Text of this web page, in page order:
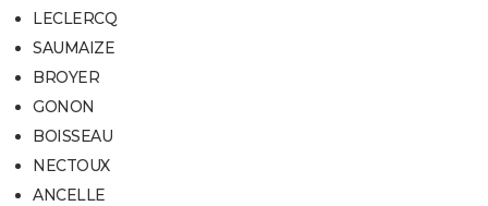
LECLERCQ
SAUMAIZE
BROYER
GONON
BOISSEAU
NECTOUX
ANCELLE